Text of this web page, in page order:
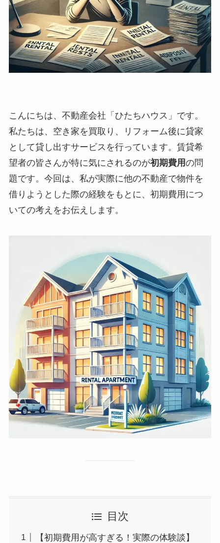
こんにちは、不動産会社「ひたちハウス」です。
私たちは、空き家を買取り、リフォーム後に貸家
として貸し出すサービスを行っています。賃貸希
望者の皆さんが特に気にされるのが初期費用の問
題です。今回は、私が実際に他の不動産で物件を
借りようとした際の経験をもとに、初期費用につ
いての考えをお伝えします。
目次
【初期費用が高すぎる！実際の体験談】